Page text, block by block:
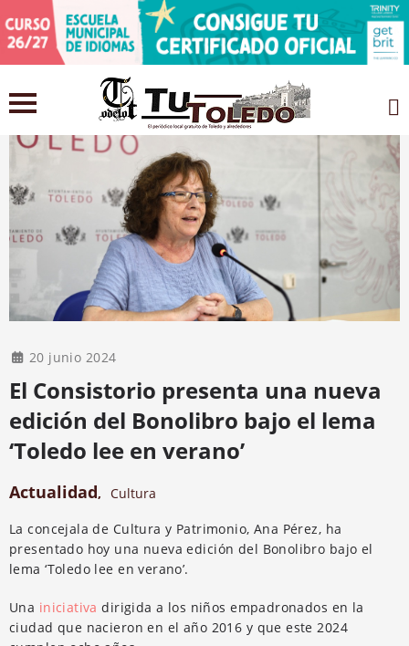
20 junio 2024
El Consistorio presenta una nueva
edición del Bonolibro bajo el lema
‘Toledo lee en verano’
Actualidad, Cultura
La concejala de Cultura y Patrimonio, Ana Pérez, ha
presentado hoy una nueva edición del Bonolibro bajo el
lema ‘Toledo lee en verano’.
Una iniciativa dirigida a los niños empadronados en la
ciudad que nacieron en el año 2016 y que este 2024